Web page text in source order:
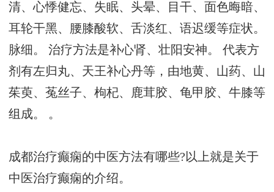
清、心悸健忘、失眠、头晕、目干、面色晦暗、
耳轮干黑、腰膝酸软、舌淡红、语迟缓等症状。
脉细。 治疗方法是补心肾、壮阳安神。 代表方
剂有左归丸、天王补心丹等，由地黄、山药、山
茱萸、菟丝子、枸杞、鹿茸胶、龟甲胶、牛膝等
组成。 。
成都治疗癫痫的中医方法有哪些?以上就是关于
中医治疗癫痫的介绍。